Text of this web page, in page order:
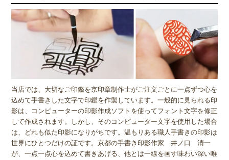
当店では、大切なご印鑑を京印章制作士がご注文ごとに一点ずつ心を
込めて手書きした文字で印鑑を作製しています。一般的に見られる印
影は、コンピューターの印影作成ソフトを使ってフォント文字を修正
して作成されます。しかし、そのコンピューター文字を使用した場合
は、どれも似た印影になりがちです。温もりある職人手書きの印影は
世界にひとつだけの証です。京都の手書き印影作家 井ノ口 清一
が、一点一点心を込めて書きあげる、他とは一線を画す味わい深い唯